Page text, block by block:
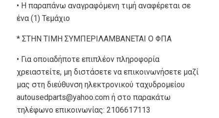
• Η παραπάνω αναγραφόμενη τιμή αναφέρεται σε
ένα (1) Τεμάχιο
* ΣΤΗΝ ΤΙΜΗ ΣΥΜΠΕΡΙΛΑΜΒΑΝΕΤΑΙ Ο ΦΠΑ
• Για οποιαδήποτε επιπλέον πληροφορία
χρειαστείτε, μη διστάσετε να επικοινωνήσετε μαζί
μας στη διεύθυνση ηλεκτρονικού ταχυδρομείου
autousedparts@yahoo.com ή στο παρακάτω
τηλέφωνο επικοινωνίας: 2106617113